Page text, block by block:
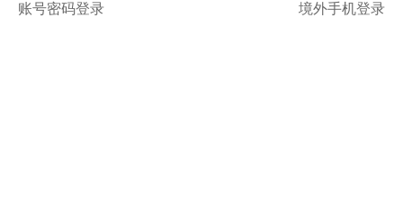
账号密码登录 境外手机登录